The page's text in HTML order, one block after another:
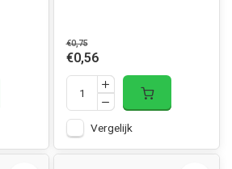
€0,75
€0,56
Vergelijk